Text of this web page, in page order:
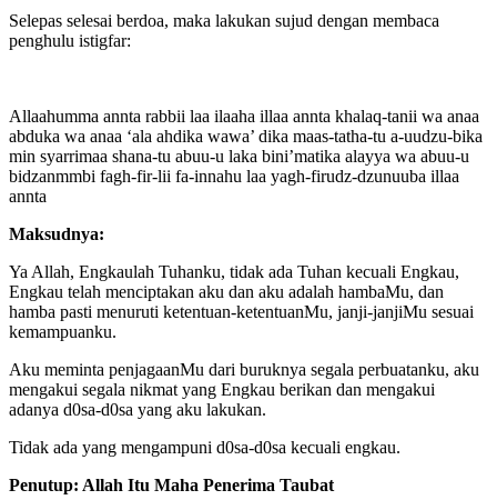
Selepas selesai berdoa, maka lakukan sujud dengan membaca
penghulu istigfar:
Allaahumma annta rabbii laa ilaaha illaa annta khalaq-tanii wa anaa
abduka wa anaa ‘ala ahdika wawa’ dika maas-tatha-tu a-uudzu-bika
min syarrimaa shana-tu abuu-u laka bini’matika alayya wa abuu-u
bidzanmmbi fagh-fir-lii fa-innahu laa yagh-firudz-dzunuuba illaa
annta
Maksudnya:
Ya Allah, Engkaulah Tuhanku, tidak ada Tuhan kecuali Engkau,
Engkau telah menciptakan aku dan aku adalah hambaMu, dan
hamba pasti menuruti ketentuan-ketentuanMu, janji-janjiMu sesuai
kemampuanku.
Aku meminta penjagaanMu dari buruknya segala perbuatanku, aku
mengakui segala nikmat yang Engkau berikan dan mengakui
adanya d0sa-d0sa yang aku lakukan.
Tidak ada yang mengampuni d0sa-d0sa kecuali engkau.
Penutup: Allah Itu Maha Penerima Taubat